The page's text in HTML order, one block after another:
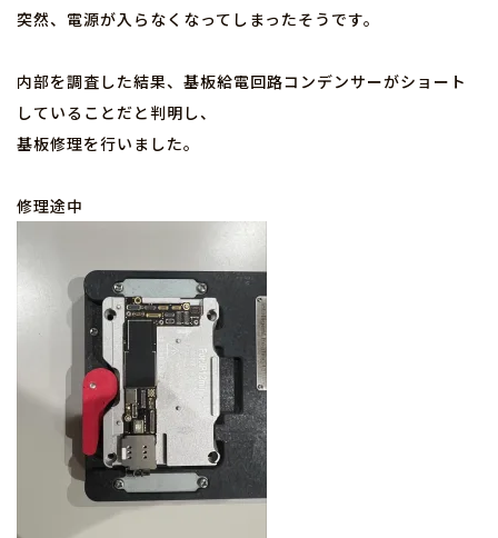
突然、電源が入らなくなってしまったそうです。
内部を調査した結果、基板給電回路コンデンサーがショート
していることだと判明し、
基板修理を行いました。
修理途中